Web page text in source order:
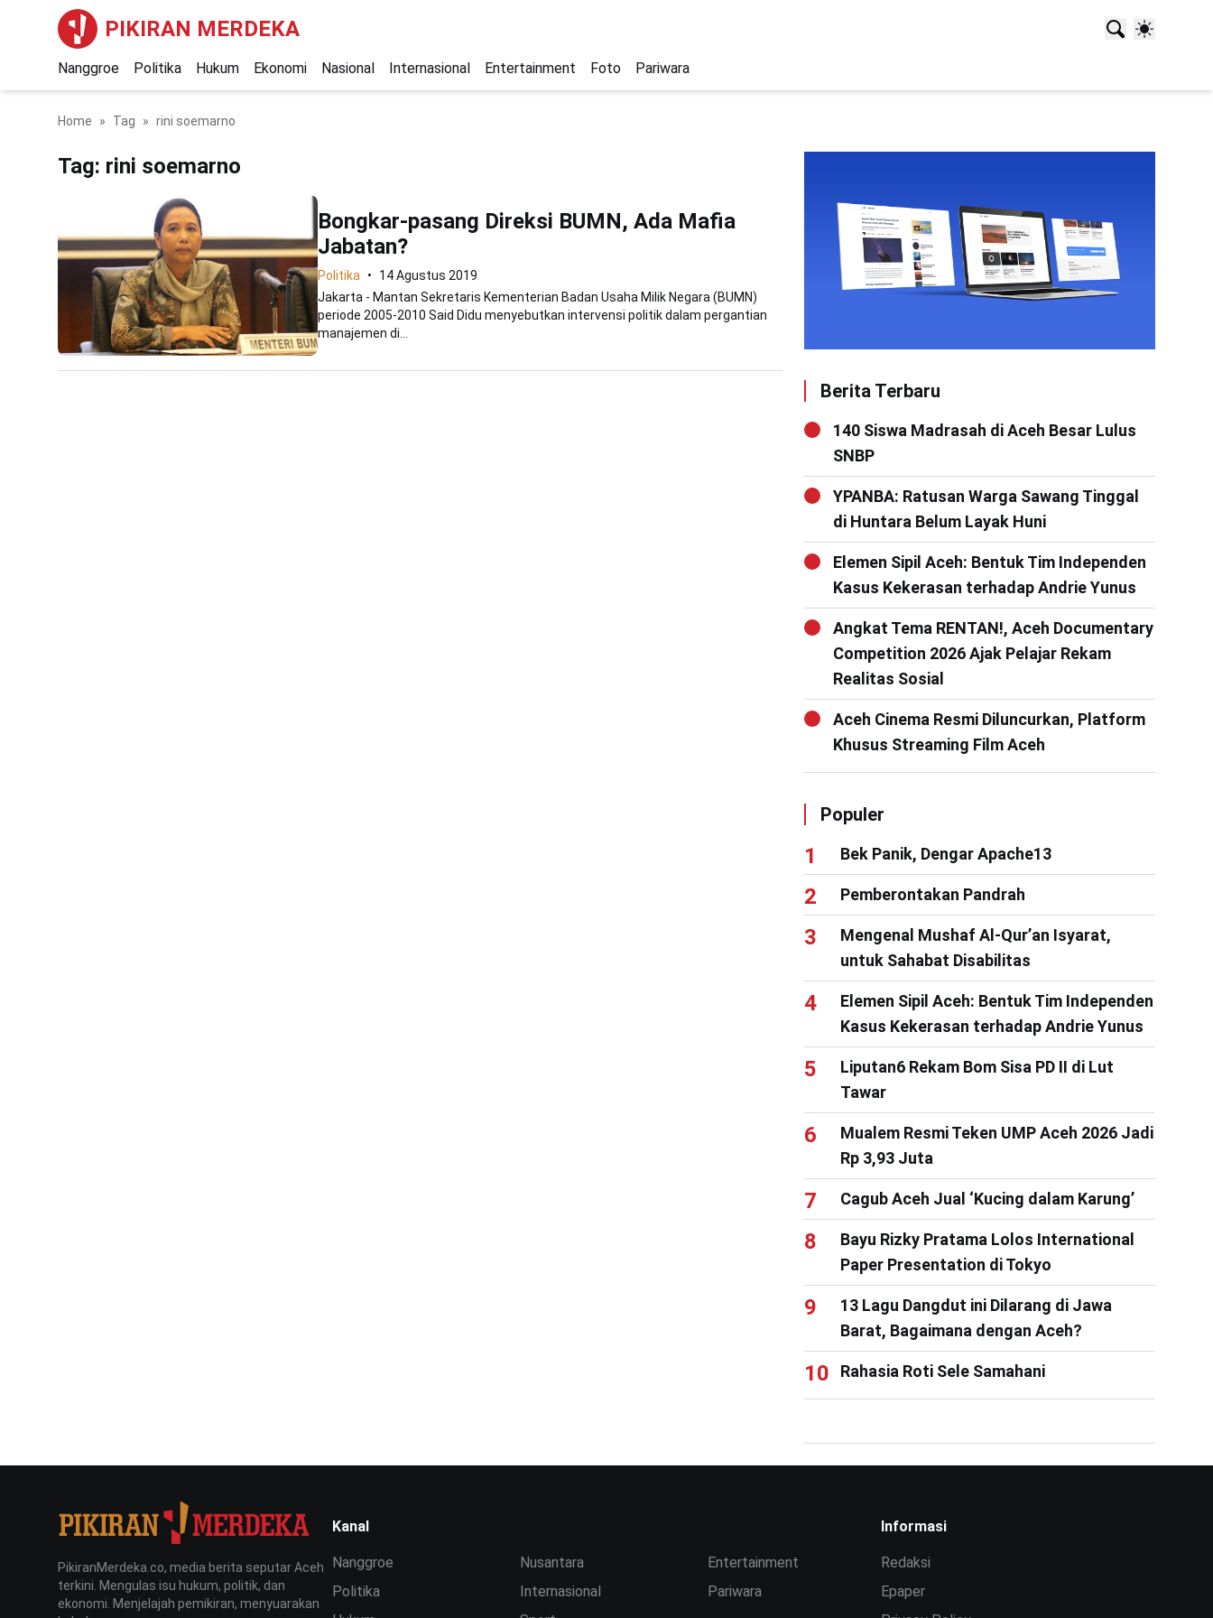
PIKIRAN MERDEKA
Nanggroe Politika Hukum Ekonomi Nasional Internasional Entertainment Foto Pariwara
Home Tag rini soemarno
Tag: rini soemarno
Bongkar-pasang Direksi BUMN, Ada Mafia
Jabatan?
Politika
14 Agustus 2019
Jakarta - Mantan Sekretaris Kementerian Badan Usaha Milik Negara (BUMN)
periode 2005-2010 Said Didu menyebutkan intervensi politik dalam pergantian
manajemen di...
Berita Terbaru
140 Siswa Madrasah di Aceh Besar Lulus
SNBP
YPANBA: Ratusan Warga Sawang Tinggal
di Huntara Belum Layak Huni
Elemen Sipil Aceh: Bentuk Tim Independen
Kasus Kekerasan terhadap Andrie Yunus
Angkat Tema RENTAN!, Aceh Documentary
Competition 2026 Ajak Pelajar Rekam
Realitas Sosial
Aceh Cinema Resmi Diluncurkan, Platform
Khusus Streaming Film Aceh
Populer
Bek Panik, Dengar Apache13
Pemberontakan Pandrah
Mengenal Mushaf Al-Qur’an Isyarat,
untuk Sahabat Disabilitas
Elemen Sipil Aceh: Bentuk Tim Independen
Kasus Kekerasan terhadap Andrie Yunus
Liputan6 Rekam Bom Sisa PD II di Lut
Tawar
Mualem Resmi Teken UMP Aceh 2026 Jadi
Rp 3,93 Juta
Cagub Aceh Jual ‘Kucing dalam Karung’
Bayu Rizky Pratama Lolos International
Paper Presentation di Tokyo
13 Lagu Dangdut ini Dilarang di Jawa
Barat, Bagaimana dengan Aceh?
Rahasia Roti Sele Samahani
PikiranMerdeka.co, media berita seputar Aceh
terkini. Mengulas isu hukum, politik, dan
ekonomi. Menjelajah pemikiran, menyuarakan
Kanal
Nanggroe
Politika
Nusantara
Internasional
Entertainment
Pariwara
Informasi
Redaksi
Epaper